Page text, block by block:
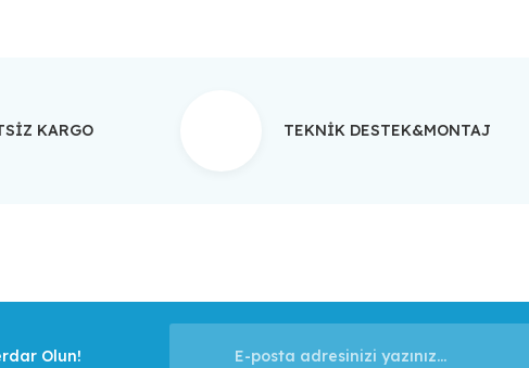
KARGO TEKNİK DESTEK&MONTAJ
Olun!